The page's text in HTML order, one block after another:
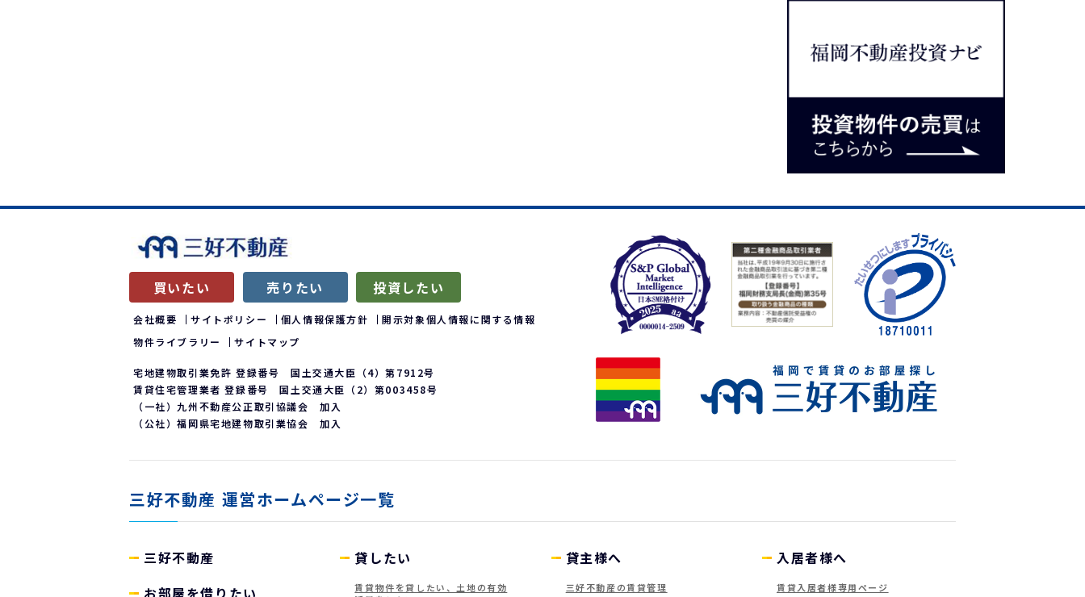
買いたい 売りたい 投資したい
会社概要 サイトポリシー 個人情報保護方針
開示対象個人情報に関する情報
物件ライブラリー
サイトマップ
宅地建物取引業免許 登録番号 国土交通大臣（4）第7912号
賃貸住宅管理業者 登録番号 国土交通大臣（2）第003458号
（一社）九州不動産公正取引協議会 加入
（公社）福岡県宅地建物取引業協会 加入
三好不動産 運営ホームページ一覧
三好不動産
お部屋を借りたい
貸したい
賃貸物件を貸したい、土地の有効
貸主様へ
三好不動産の賃貸管理
入居者様へ
賃貸入居者様専用ページ